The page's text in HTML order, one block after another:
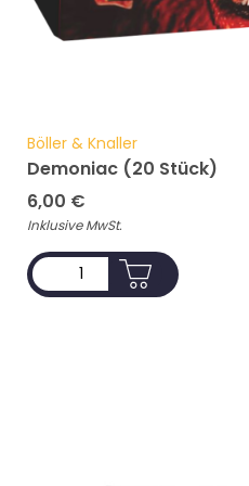
Böller & Knaller
Demoniac (20 Stück)
6,00 €
Inklusive MwSt.